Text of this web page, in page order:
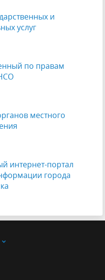
и
услуг
по правам
местного
интернет-портал
города